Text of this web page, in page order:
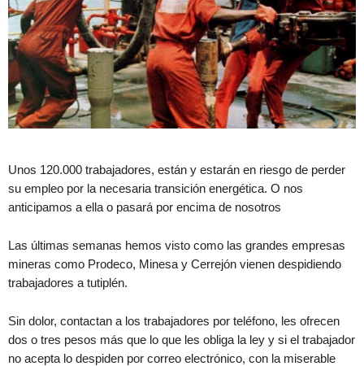
Unos 120.000 trabajadores, están y estarán en riesgo de perder
su empleo por la necesaria transición energética. O nos
anticipamos a ella o pasará por encima de nosotros
Las últimas semanas hemos visto como las grandes empresas
mineras como Prodeco, Minesa y Cerrejón vienen despidiendo
trabajadores a tutiplén.
Sin dolor, contactan a los trabajadores por teléfono, les ofrecen
dos o tres pesos más que lo que les obliga la ley y si el trabajador
no acepta lo despiden por correo electrónico, con la miserable